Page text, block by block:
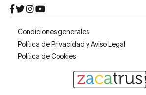
Condiciones generales
Política de Privacidad y Aviso Legal
Política de Cookies